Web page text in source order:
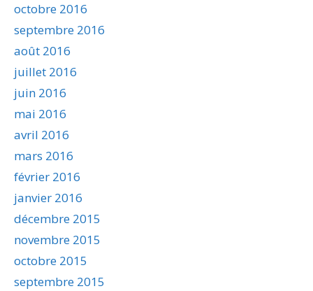
octobre 2016
septembre 2016
août 2016
juillet 2016
juin 2016
mai 2016
avril 2016
mars 2016
février 2016
janvier 2016
décembre 2015
novembre 2015
octobre 2015
septembre 2015